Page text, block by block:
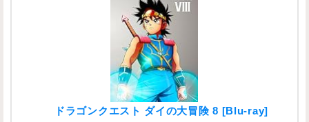
ドラゴンクエスト ダイの大冒険 8 [Blu-ray]